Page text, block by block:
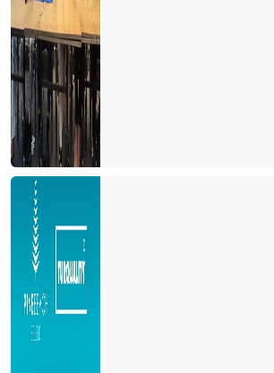
Bu gidişle yaz turizmi de tehlikede
Turizm sezonunun açılışı papatya falına döndü
Turizm iyi mi olacak? Kötü mü olacak? Gerçek
CEVABI OLMAYAN SORU
2021 yılı umutların gerçekleştiği bir yıl olsun
Eleştirelim ama hakkını da verelim
Turist gelecek hayaline kapılmayalım
Turizmde herkes bildiğini okuyor
Şeffaf olmazsak turist gelmek istemez
Turizmin Albayı aramızdan ayrıldı